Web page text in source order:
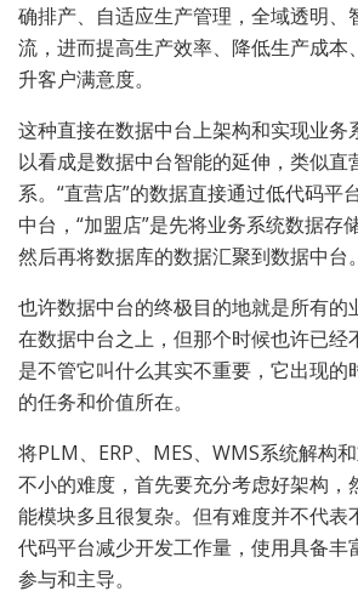
确排产、自适应生产管理，全域透明、
流，进而提高生产效率、降低生产成本
升客户满意度。
这种直接在数据中台上架构和实现业务
以看成是数据中台智能的延伸，类似直
系。“直营店”的数据直接通过低代码平
中台，“加盟店”是先将业务系统数据存
然后再将数据库的数据汇聚到数据中台。
也许数据中台的终极目的地就是所有的
在数据中台之上，但那个时候也许已经
是不管它叫什么其实不重要，它出现的
的任务和价值所在。
将PLM、ERP、MES、WMS系统解构
不小的难度，首先要充分考虑好架构，
能模块多且很复杂。但有难度并不代表
代码平台减少开发工作量，使用具备丰
参与和主导。